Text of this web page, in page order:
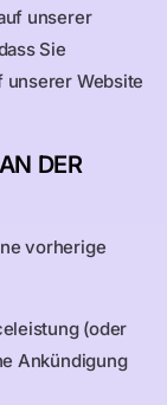
unserer
Sie
Website
DER
vorherige
(oder
Ankündigung